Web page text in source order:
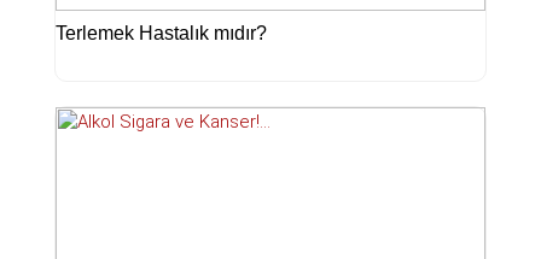
Terlemek Hastalık mıdır?